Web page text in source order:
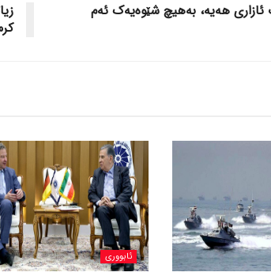
ئازاری هەیە، بەهیچ شێوەیەک ئەم
ئابووری